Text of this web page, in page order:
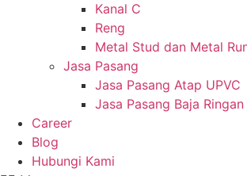
Kanal C
Reng
Metal Stud dan Metal
Jasa Pasang
Jasa Pasang Atap UPVC
Jasa Pasang Baja Ringan
Career
Blog
Hubungi Kami